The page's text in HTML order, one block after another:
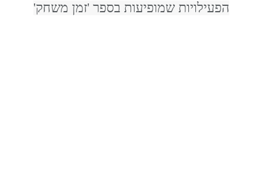
הפעילויות שמופיעות בספר 'זמן משחק'